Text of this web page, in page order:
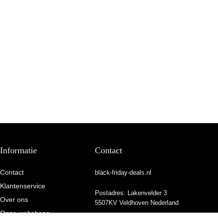
Informatie
Contact
Klantenservice
Over ons
Onze webshops
Contact
black-friday-deals.nl
Postadres: Lakenvelder 3
5507KV Veldhoven Nederland